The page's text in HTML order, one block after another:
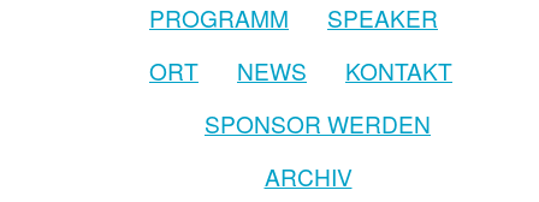
PROGRAMM
SPEAKER
ORT
NEWS
KONTAKT
SPONSOR WERDEN
ARCHIV